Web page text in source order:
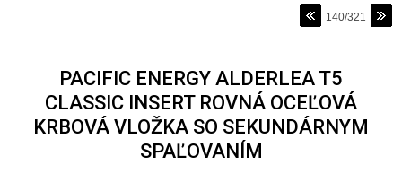
140/321
PACIFIC ENERGY ALDERLEA T5
CLASSIC INSERT ROVNÁ OCEĽOVÁ
KRBOVÁ VLOŽKA SO SEKUNDÁRNYM
SPAĽOVANÍM